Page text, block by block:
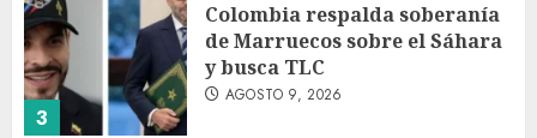
3
Colombia respalda soberanía
de Marruecos sobre el Sáhara
y busca TLC
AGOSTO 9, 2026